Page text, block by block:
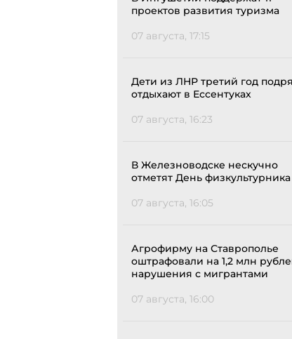
проектов развития туризма
07 августа, 17:15
Дети из ЛНР третий год
отдыхают в Ессентуках
07 августа, 16:23
В Железноводске нескучно
отметят День физкультурника
07 августа, 16:05
Агрофирму на Ставрополье
оштрафовали на 1,2 млн
нарушения с мигрантами
07 августа, 16:00